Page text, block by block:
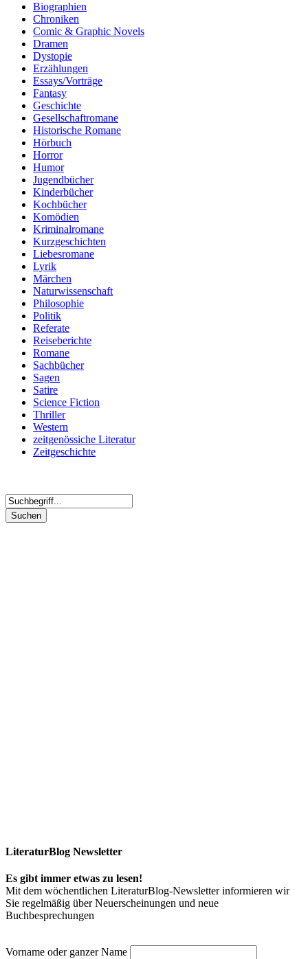
Biographien
Chroniken
Comic & Graphic Novels
Dramen
Dystopie
Erzählungen
Essays/Vorträge
Fantasy
Geschichte
Gesellschaftromane
Historische Romane
Hörbuch
Horror
Humor
Jugendbücher
Kinderbücher
Kochbücher
Komödien
Kriminalromane
Kurzgeschichten
Liebesromane
Lyrik
Märchen
Naturwissenschaft
Philosophie
Politik
Referate
Reiseberichte
Romane
Sachbücher
Sagen
Satire
Science Fiction
Thriller
Western
zeitgenössiche Literatur
Zeitgeschichte
LiteraturBlog Newsletter
Es gibt immer etwas zu lesen!
Mit dem wöchentlichen LiteraturBlog-Newsletter informieren wir
Sie regelmäßig über Neuerscheinungen und neue
Buchbesprechungen
Vorname oder ganzer Name